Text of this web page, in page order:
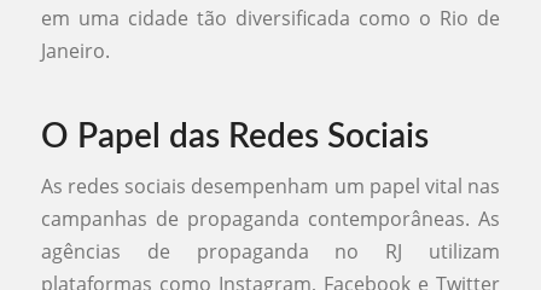
em uma cidade tão diversificada como o Rio de
Janeiro.
O Papel das Redes Sociais
As redes sociais desempenham um papel vital nas
campanhas de propaganda contemporâneas. As
agências de propaganda no RJ utilizam
plataformas como Instagram, Facebook e Twitter